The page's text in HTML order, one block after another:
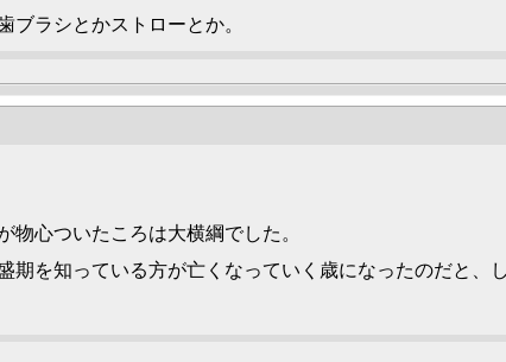
ブラシとかストローとか。
物心ついたころは大横綱でした。
期を知っている方が亡くなっていく歳になったのだと、